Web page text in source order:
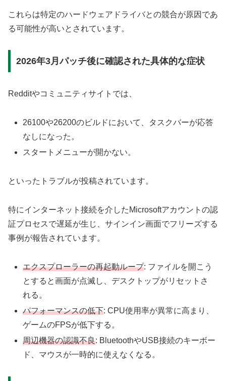
これらは特定のハードウェアドライバとの競合が原因であ
る可能性が高いとされています。
2026年3月パッチ後に確認された具体的な症状
Redditやコミュニティサイトでは、
26100や26200のビルドにおいて、タスクバーが応答
なしになった。
スタートメニューが開かない。
といったトラブルが投稿されています。
特にインターネット接続を介したMicrosoftアカウントの認
証プロセスで遅延が生じ、サインイン画面でフリーズする
事例が報告されています。
エクスプローラーの再起動ループ: ファイルを開こう
とすると画面が点滅し、デスクトップがリセットさ
れる。
パフォーマンスの低下: CPU使用率が異常に高まり、
ゲームのFPSが低下する。
周辺機器の認識不良: BluetoothやUSB接続のキーボー
ド、マウスが一時的に使えなくなる。